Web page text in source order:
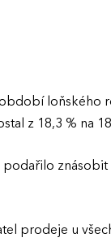
loňského
z 18,3 % na
prodeje u